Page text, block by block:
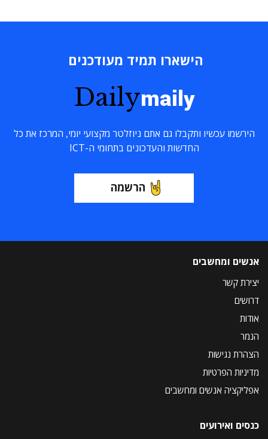
הישארו תמיד מעודכנים
Dailymaily
הירשמו עכשיו ותקבלו גם אתם ניוזלטר מקצועי יומי, המרכז את כל
החדשות והעדכונים בתחומי ה-ICT
הרשמה
אנשים ומחשבים
יצירת קשר
דרושים
אודות
הנמר
הצהרת נגישות
מדיניות הפרטיות
אפליקציה אנשים ומחשבים
כנסים ואירועים